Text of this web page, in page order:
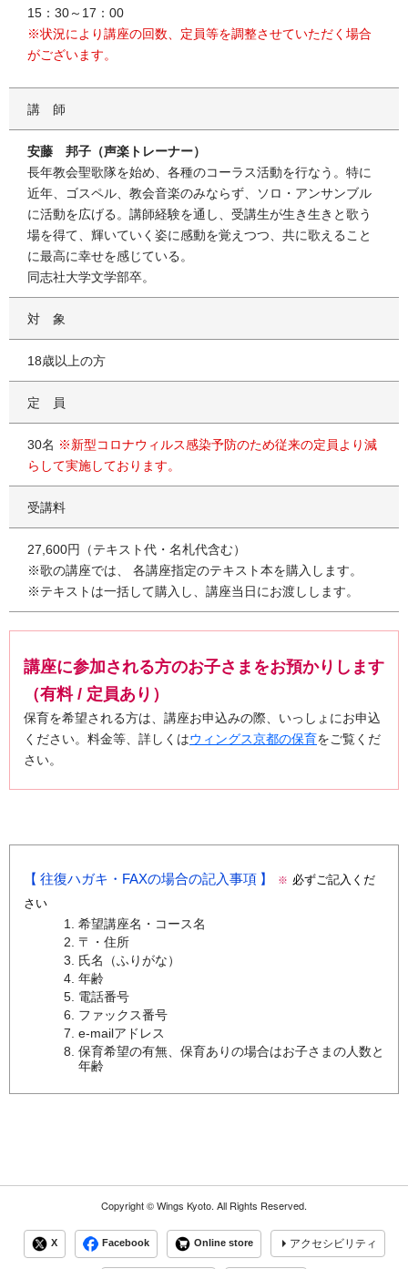
15：30～17：00
※状況により講座の回数、定員等を調整させていただく場合
がございます。
講師
安藤 邦子（声楽トレーナー）
長年教会聖歌隊を始め、各種のコーラス活動を行なう。特に
近年、ゴスペル、教会音楽のみならず、ソロ・アンサンブル
に活動を広げる。講師経験を通し、受講生が生き生きと歌う
場を得て、輝いていく姿に感動を覚えつつ、共に歌えること
に最高に幸せを感じている。
同志社大学文学部卒。
対象
18歳以上の方
定員
30名 ※新型コロナウィルス感染予防のため従来の定員より減
らして実施しております。
受講料
27,600円（テキスト代・名札代含む）
※歌の講座では、 各講座指定のテキスト本を購入します。
※テキストは一括して購入し、講座当日にお渡しします。
講座に参加される方のお子さまをお預かりします
（有料 / 定員あり）
保育を希望される方は、講座お申込みの際、いっしょにお申込
ください。料金等、詳しくはウィングス京都の保育をご覧くだ
さい。
往復ハガキ・FAXの場合の記入事項 ※ 必ずご記入くだ
さい
希望講座名・コース名
〒・住所
氏名（ふりがな）
年齢
電話番号
ファックス番号
e-mailアドレス
保育希望の有無、保育ありの場合はお子さまの人数と
年齢
Copyright ©Wings Kyoto. All Rights Reserved.
X Facebook Online store アクセシビリティ